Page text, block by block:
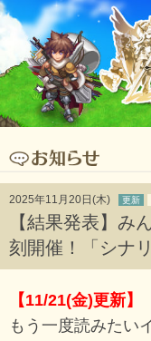
2025年11月20日(木) 更新
【結果発表】み
刻開催！「シナ
【11/21(金)更新】
もう一度読みたい